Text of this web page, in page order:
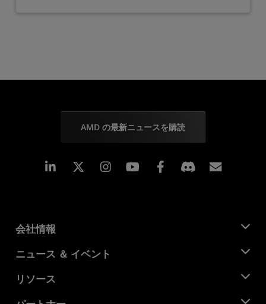
AMD の最新ニュースを購読
Linkedin Instagram Facebook
会社情報
AMD について
企業責任
キャリア
ニュース ＆ イベント
ニュースルーム
リソース
デベロッパー セントラル